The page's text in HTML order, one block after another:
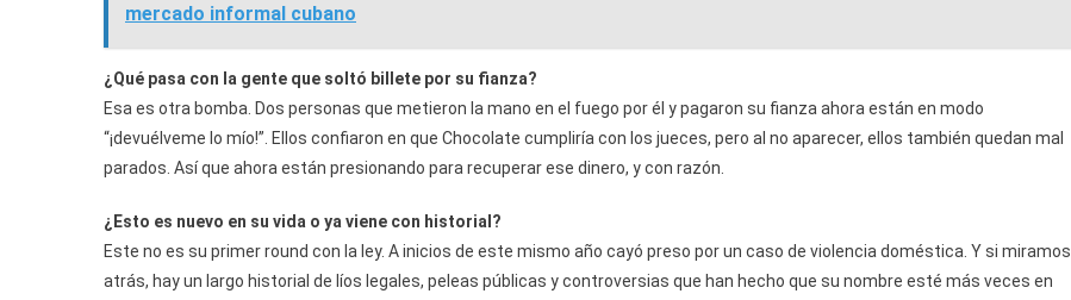
mercado informal cubano
¿Qué pasa con la gente que soltó billete por su fianza?
Esa es otra bomba. Dos personas que metieron la mano en el fuego por él y pagaron su fianza ahora están en modo
“¡devuélveme lo mío!”. Ellos confiaron en que Chocolate cumpliría con los jueces, pero al no aparecer, ellos también quedan mal
parados. Así que ahora están presionando para recuperar ese dinero, y con razón.
¿Esto es nuevo en su vida o ya viene con historial?
Este no es su primer round con la ley. A inicios de este mismo año cayó preso por un caso de violencia doméstica. Y si miramos
atrás, hay un largo historial de líos legales, peleas públicas y controversias que han hecho que su nombre esté más veces en